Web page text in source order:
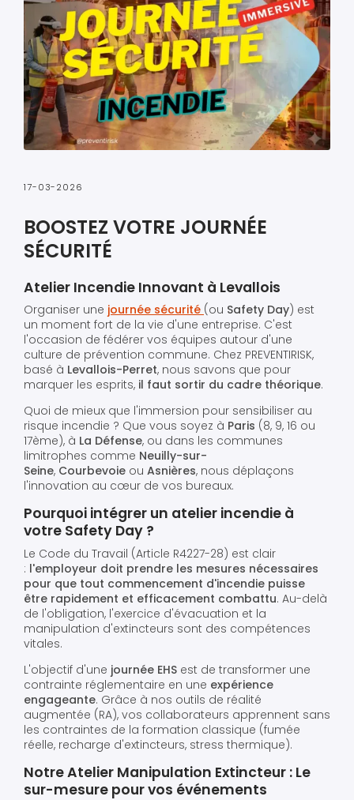
17-03-2026
BOOSTEZ VOTRE JOURNÉE
SÉCURITÉ
Atelier Incendie Innovant à Levallois
Organiser une journée sécurité (ou Safety Day) est
un moment fort de la vie d'une entreprise. C'est
l'occasion de fédérer vos équipes autour d'une
culture de prévention commune. Chez PREVENTIRISK,
basé à Levallois-Perret, nous savons que pour
marquer les esprits, il faut sortir du cadre théorique.
Quoi de mieux que l'immersion pour sensibiliser au
risque incendie ? Que vous soyez à Paris (8, 9, 16 ou
17ème), à La Défense, ou dans les communes
limitrophes comme Neuilly-sur-
Seine, Courbevoie ou Asnières, nous déplaçons
l'innovation au cœur de vos bureaux.
Pourquoi intégrer un atelier incendie à
votre Safety Day ?
Le Code du Travail (Article R4227-28) est clair
: l'employeur doit prendre les mesures nécessaires
pour que tout commencement d'incendie puisse
être rapidement et efficacement combattu. Au-delà
de l'obligation, l'exercice d'évacuation et la
manipulation d'extincteurs sont des compétences
vitales.
L'objectif d'une journée EHS est de transformer une
contrainte réglementaire en une expérience
engageante. Grâce à nos outils de réalité
augmentée (RA), vos collaborateurs apprennent sans
les contraintes de la formation classique (fumée
réelle, recharge d'extincteurs, stress thermique).
Notre Atelier Manipulation Extincteur : Le
sur-mesure pour vos événements